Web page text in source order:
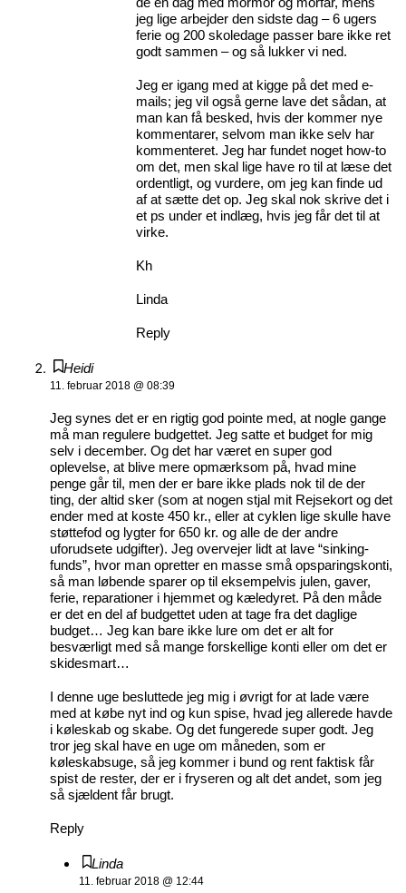
jeg lige arbejder den sidste dag – 6 ugers
ferie og 200 skoledage passer bare ikke ret
godt sammen – og så lukker vi ned.
Jeg er igang med at kigge på det med e-
mails; jeg vil også gerne lave det sådan, at
man kan få besked, hvis der kommer nye
kommentarer, selvom man ikke selv har
kommenteret. Jeg har fundet noget how-to
om det, men skal lige have ro til at læse det
ordentligt, og vurdere, om jeg kan finde ud
af at sætte det op. Jeg skal nok skrive det i
et ps under et indlæg, hvis jeg får det til at
virke.
Kh
Linda
Reply
Heidi
11. februar 2018 @ 08:39
Jeg synes det er en rigtig god pointe med, at nogle gange
må man regulere budgettet. Jeg satte et budget for mig
selv i december. Og det har været en super god
oplevelse, at blive mere opmærksom på, hvad mine
penge går til, men der er bare ikke plads nok til de der
ting, der altid sker (som at nogen stjal mit Rejsekort og det
ender med at koste 450 kr., eller at cyklen lige skulle have
støttefod og lygter for 650 kr. og alle de der andre
uforudsete udgifter). Jeg overvejer lidt at lave “sinking-
funds”, hvor man opretter en masse små opsparingskonti,
så man løbende sparer op til eksempelvis julen, gaver,
ferie, reparationer i hjemmet og kæledyret. På den måde
er det en del af budgettet uden at tage fra det daglige
budget… Jeg kan bare ikke lure om det er alt for
besværligt med så mange forskellige konti eller om det er
skidesmart…
I denne uge besluttede jeg mig i øvrigt for at lade være
med at købe nyt ind og kun spise, hvad jeg allerede havde
i køleskab og skabe. Og det fungerede super godt. Jeg
tror jeg skal have en uge om måneden, som er
køleskabsuge, så jeg kommer i bund og rent faktisk får
spist de rester, der er i fryseren og alt det andet, som jeg
så sjældent får brugt.
Reply
Linda
11. februar 2018 @ 12:44